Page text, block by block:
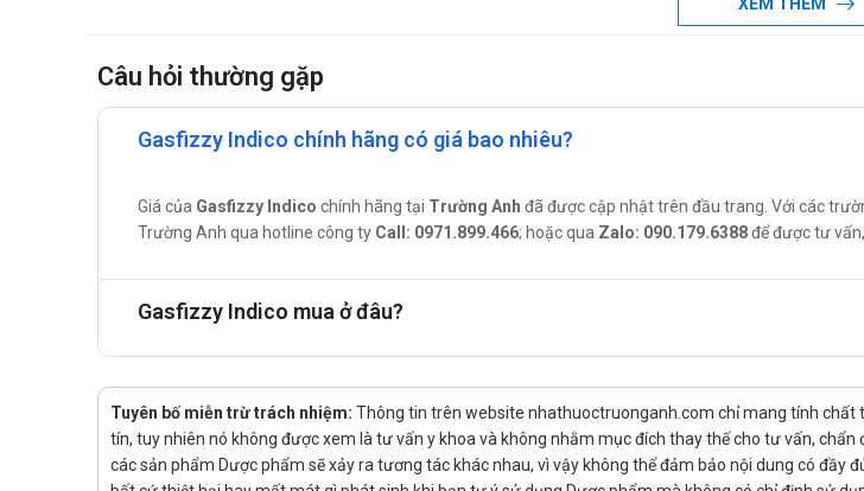
dụng để giảm đau và sưng (viêm) cũng như giữ nước sau chấn thương và phẫu thuật.
Fungal Diastase: Là enzym giúp chuyển tinh bột thành dextrin và maltose. Papain: Là một
hóa protein, đồng thời chống viêm tiêu mủ.
triệu chứng khó chịu do có quá nhiều khí trong đường tiêu hóa: Căng đường tiêu hóa trên. Cảm giác
Tác dụng:
Chỉ định:
Mắc các bệnh lý Đường tiêu hóa gây ra tình trạng chướng bụng, đầy hơi, ăn không tiêu...
Những bệnh nhân vừa trải qua các ca mổ gây rối loạn hấp thu như phẫu thuật cắt dạ dày, cắt
Câu hỏi thường gặp
Gasfizzy Indico chính hãng có giá bao nhiêu?
Giá của Gasfizzy Indico chính hãng tại Trường Anh đã được cập nhật trên đầu trang. Với các
Trường Anh qua hotline công ty Call: 0971.899.466; hoặc qua Zalo: 090.179.6388để được tư
Gasfizzy Indico mua ở đâu?
Tuyên bố miễn trừ trách nhiệm: Thông tin trên website nhathuoctruonganh.com chỉ mang tính
tín, tuy nhiên nó không được xem là tư vấn y khoa và không nhằm mục đích thay thế cho tư vấn,
các sản phẩm Dược phẩm sẽ xảy ra tương tác khác nhau, vì vậy không thể đảm bảo nội dung có đầy